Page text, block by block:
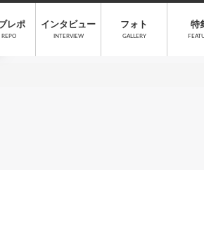
レポ
REPO
インタビュー
INTERVIEW
フォト
GALLERY
特